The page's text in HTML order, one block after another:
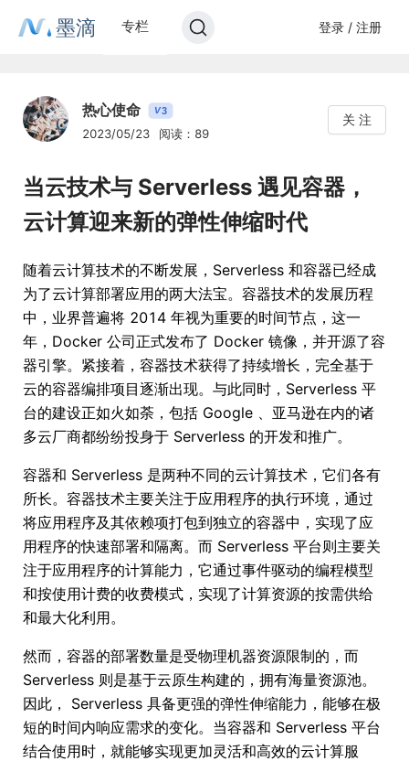
墨滴 专栏 登录 / 注册
热心使命 V3
2023/05/23 阅读：89
关 注
当云技术与 Serverless 遇见容器，
云计算迎来新的弹性伸缩时代
随着云计算技术的不断发展，Serverless 和容器已经成
为了云计算部署应用的两大法宝。容器技术的发展历程
中，业界普遍将 2014 年视为重要的时间节点，这一
年，Docker 公司正式发布了 Docker 镜像，并开源了容
器引擎。紧接着，容器技术获得了持续增长，完全基于
云的容器编排项目逐渐出现。与此同时，Serverless 平
台的建设正如火如荼，包括 Google 、亚马逊在内的诸
多云厂商都纷纷投身于 Serverless 的开发和推广。
容器和 Serverless 是两种不同的云计算技术，它们各有
所长。容器技术主要关注于应用程序的执行环境，通过
将应用程序及其依赖项打包到独立的容器中，实现了应
用程序的快速部署和隔离。而 Serverless 平台则主要关
注于应用程序的计算能力，它通过事件驱动的编程模型
和按使用计费的收费模式，实现了计算资源的按需供给
和最大化利用。
然而，容器的部署数量是受物理机器资源限制的，而
Serverless 则是基于云原生构建的，拥有海量资源池。
因此， Serverless 具备更强的弹性伸缩能力，能够在极
短的时间内响应需求的变化。当容器和 Serverless 平台
结合使用时，就能够实现更加灵活和高效的云计算服